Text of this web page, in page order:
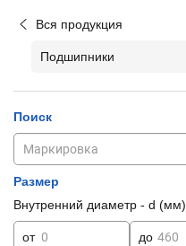
Вся продукция
Подшипники
Поиск
Размер
Внутренний диаметр - d (мм)
от до